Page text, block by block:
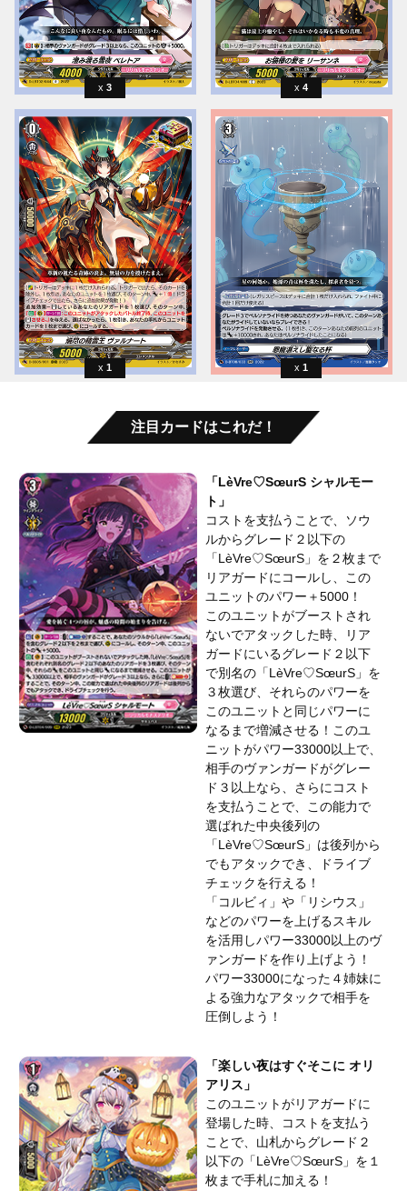
3 4
1 1
注目カードはこれだ！
「LèVre♡SœurS シャルモー
ト」
コストを支払うことで、ソウ
ルからグレード２以下の
「LèVre♡SœurS」を２枚まで
リアガードにコールし、この
ユニットのパワー＋5000！
このユニットがブーストされ
ないでアタックした時、リア
ガードにいるグレード２以下
で別名の「LèVre♡SœurS」を
３枚選び、それらのパワーを
このユニットと同じパワーに
なるまで増減させる！このユ
ニットがパワー33000以上で、
相手のヴァンガードがグレー
ド３以上なら、さらにコスト
を支払うことで、この能力で
選ばれた中央後列の
「LèVre♡SœurS」は後列から
でもアタックでき、ドライブ
チェックを行える！
「コルビィ」や「リシウス」
などのパワーを上げるスキル
を活用しパワー33000以上のヴ
ァンガードを作り上げよう！
パワー33000になった４姉妹に
よる強力なアタックで相手を
圧倒しよう！
「楽しい夜はすぐそこに オリ
アリス」
このユニットがリアガードに
登場した時、コストを支払う
ことで、山札からグレード２
以下の「LèVre♡SœurS」を１
枚まで手札に加える！